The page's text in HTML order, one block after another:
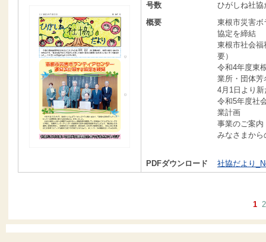
号数
ひがしね社協
概要
東根市災害ボ
協定を締結
東根市社会福
要）
令和4年度東
業所・団体芳
4月1日より
令和5年度社
業計画
事業のご案内
みなさまから
PDFダウンロード 社協だより
1 2